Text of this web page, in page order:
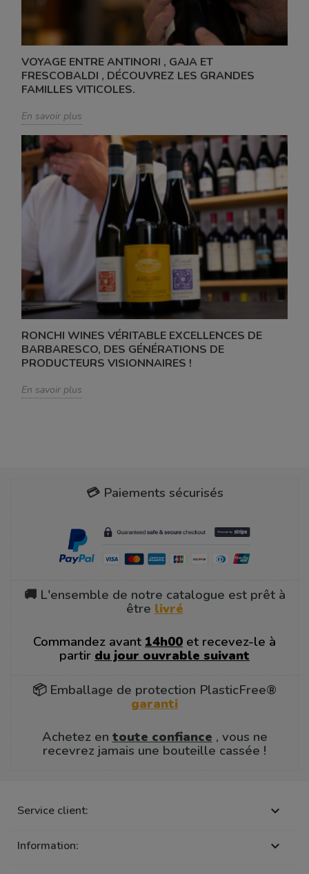
VOYAGE ENTRE ANTINORI , GAJA ET
FRESCOBALDI , DÉCOUVREZ LES GRANDES
FAMILLES VITICOLES.
En savoir plus
RONCHI WINES VÉRITABLE EXCELLENCES DE
BARBARESCO, DES GÉNÉRATIONS DE
PRODUCTEURS VISIONNAIRES !
En savoir plus
💳 Paiements sécurisés
🚚 L'ensemble de notre catalogue est prêt à
être livré
Commandez avant 14h00 et recevez-le à
partir du jour ouvrable suivant
📦 Emballage de protection PlasticFree®
garanti
Achetez en toute confiance , vous ne
recevrez jamais une bouteille cassée !
Service client: 
Information: 